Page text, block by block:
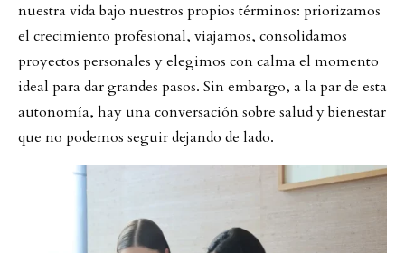
nuestra vida bajo nuestros propios términos: priorizamos
el crecimiento profesional, viajamos, consolidamos
proyectos personales y elegimos con calma el momento
ideal para dar grandes pasos. Sin embargo, a la par de esta
autonomía, hay una conversación sobre salud y bienestar
que no podemos seguir dejando de lado.